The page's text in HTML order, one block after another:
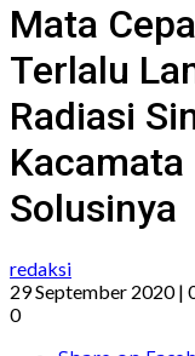
Mata
Terlalu
Radiasi
Solusinya
redaksi
29 September 2020 |
0